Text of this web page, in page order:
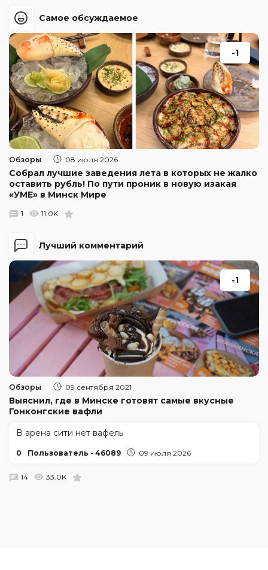
Лучший комментарий
-1
Обзоры 09 сентября 2021
Выяснил, где в Минске готовят самые вкусные
Гонконгские вафли
В арена сити нет вафель
0 Пользователь - 46089 09 июля 2026
14 33.0K
Самое обсуждаемое
-1
Обзоры 08 июля 2026
Собрал лучшие заведения лета в которых не жалко
оставить рубль! По пути проник в новую изакая
«УМЕ» в Минск Мире
1 11.0K